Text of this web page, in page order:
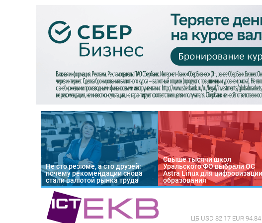
Не сто резюме, а сто друзей:
почему рекомендации снова
стали валютой рынка труда
Свыше тысячи школ
Уральского ФО выбрали ОС
Astra Linux для цифровизации
образования
ЦБ USD 82.17 EUR 94.84